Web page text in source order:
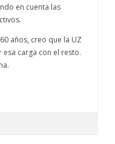
en cuenta las
años, creo que la UZ
carga con el resto.